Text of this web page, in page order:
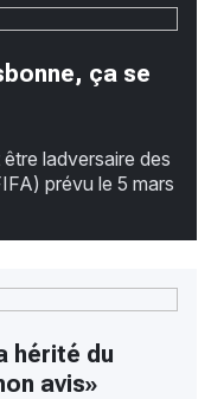
ça se
ladversaire des
prévu le 5 mars
hérité du
avis»